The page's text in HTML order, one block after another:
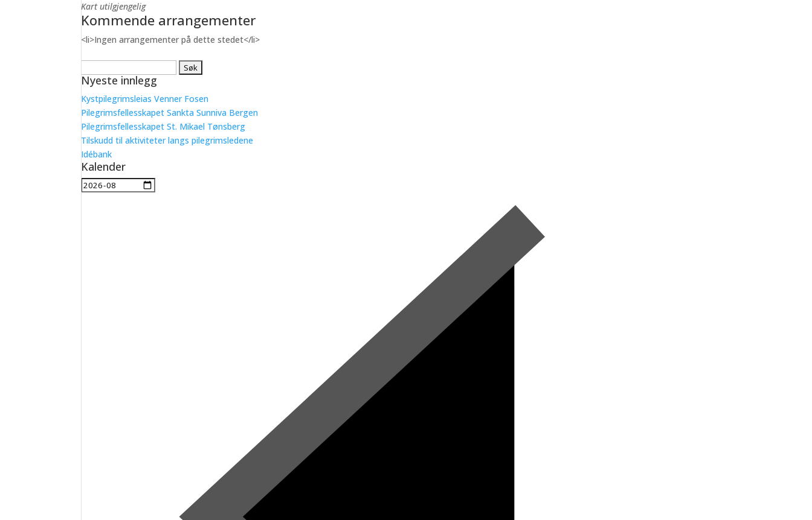
Kart utilgjengelig
Kommende arrangementer
<li>Ingen arrangementer på dette stedet</li>
etter:
Nyeste innlegg
Kystpilegrimsleias Venner Fosen
Pilegrimsfellesskapet Sankta Sunniva Bergen
Pilegrimsfellesskapet St. Mikael Tønsberg
Tilskudd til aktiviteter langs pilegrimsledene
Idébank
Kalender